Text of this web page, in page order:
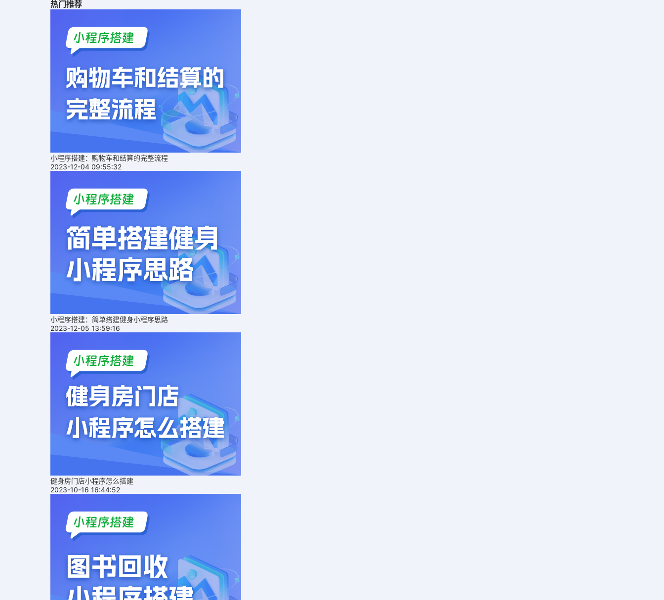
热门推荐
小程序搭建：购物车和结算的完整流程
2023-12-04 09:55:32
小程序搭建：简单搭建健身小程序思路
2023-12-05 13:59:16
健身房门店小程序怎么搭建
2023-10-16 16:44:52